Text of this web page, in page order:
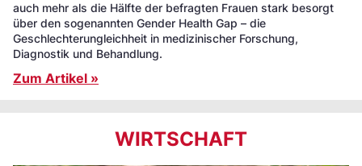
auch mehr als die Hälfte der befragten Frauen stark besorgt
über den sogenannten Gender Health Gap – die
Geschlechterungleichheit in medizinischer Forschung,
Diagnostik und Behandlung.
Zum Artikel »
WIRTSCHAFT